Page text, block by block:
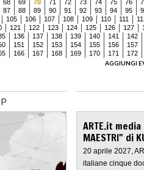
68 69 70 71 72 73 74 75 76
87 88 89 90 91 92 93 94 95
105 106 107 108 109 110 111
121 122 123 124 125 126 127
136 137 138 139 140 141
142
151 152 153 154 155 156
157
166 167 168 169 170 171
172
AGGIUNGI
ARTE.it
MAESTRI" di
20 aprile 2027,
italiane cinque